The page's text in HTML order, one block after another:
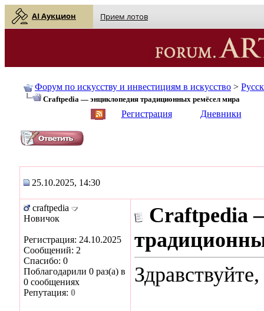
AI Аукцион Прием лотов
Форум по искусству и инвестициям в искусство >
Craftpedia — энциклопедия традиционных ремёсел мира
Регистрация Дневники
25.10.2025, 14:30
craftpedia
Новичок
Регистрация: 24.10.2025
Сообщений: 2
Спасибо: 0
Поблагодарили 0 раз(а) в
0 сообщениях
Репутация: 0
Craftpedia